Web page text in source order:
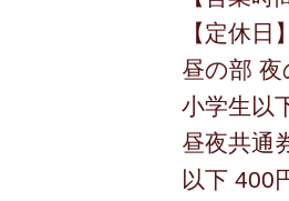
【定休日
昼の部
小学生以
昼夜共通
以下 400